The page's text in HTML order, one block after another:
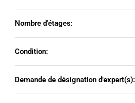
Nombre d'étages:
Condition:
Demande de désignation d'expert(s):